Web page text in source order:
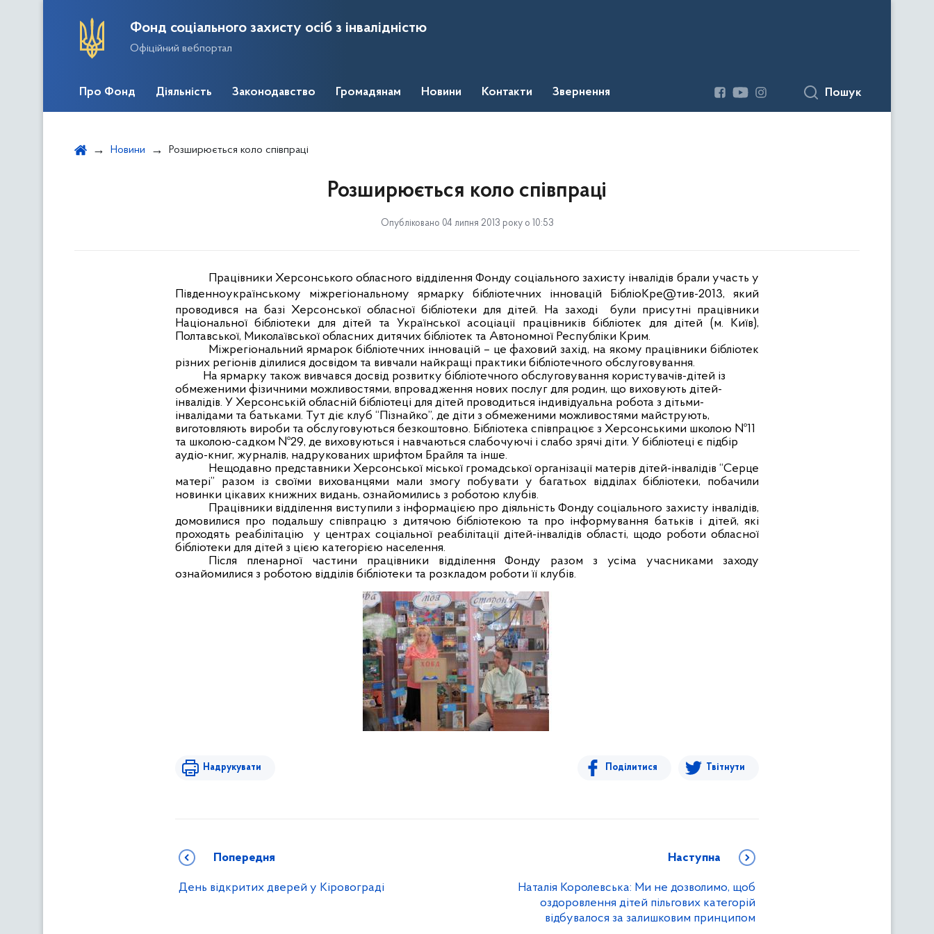
Фонд соціального захисту осіб з інвалідністю
Офіційний вебпортал
Про Фонд Діяльність Законодавство Громадянам Новини Контакти Звернення Пошук
Новини Розширюється коло співпраці
Розширюється коло співпраці
Опубліковано 04 липня 2013 року о 10:53
Працівники Херсонського обласного відділення Фонду соціального захисту інвалідів брали участь у
Південноукраїнському міжрегіональному ярмарку бібліотечних інновацій БібліоКре@тив-2013, який
проводився на базі Херсонської обласної бібліотеки для дітей. На заході
були присутні працівники
Національної бібліотеки для дітей та Української асоціації працівників бібліотек для дітей (м. Київ),
Полтавської, Миколаївської обласних дитячих бібліотек та Автономної Республіки Крим.
Міжрегіональний ярмарок бібліотечних інновацій – це фаховий захід, на якому працівники бібліотек
різних регіонів ділилися досвідом та вивчали найкращі практики бібліотечного обслуговування.
На ярмарку також вивчався досвід розвитку бібліотечного обслуговування користувачів-дітей із
обмеженими фізичними можливостями, впровадження нових послуг для родин, що виховують дітей-
інвалідів. У Херсонській обласній бібліотеці для дітей проводиться індивідуальна робота з дітьми-
інвалідами та батьками. Тут діє клуб “Пізнайко”, де діти з обмеженими можливостями майструють,
виготовляють вироби та обслуговуються безкоштовно. Бібліотека співпрацює з Херсонськими школою №11
та школою-садком №29, де виховуються і навчаються слабочуючі і слабо зрячі діти. У бібліотеці є підбір
аудіо-книг, журналів, надрукованих шрифтом Брайля та інше.
Нещодавно представники Херсонської міської громадської організації матерів дітей-інвалідів “Серце
матері” разом із своїми вихованцями мали змогу побувати у багатьох відділах бібліотеки, побачили
новинки цікавих книжних видань, ознайомились з роботою клубів.
Працівники відділення виступили з інформацією про діяльність Фонду соціального захисту інвалідів,
домовилися про подальшу співпрацю з дитячою бібліотекою та про інформування батьків і дітей, які
проходять реабілітацію
у центрах соціальної реабілітації дітей-інвалідів області, щодо роботи обласної
бібліотеки для дітей з цією категорією населення.
Після пленарної частини працівники відділення Фонду разом з усіма учасниками заходу
ознайомилися з роботою відділів бібліотеки та розкладом роботи її клубів.
Надрукувати Поділитися Твітнути
Попередня
День відкритих дверей у Кіровограді
Наступна
Наталія Королевська: Ми не дозволимо, щоб
оздоровлення дітей пільгових категорій
відбувалося за залишковим принципом